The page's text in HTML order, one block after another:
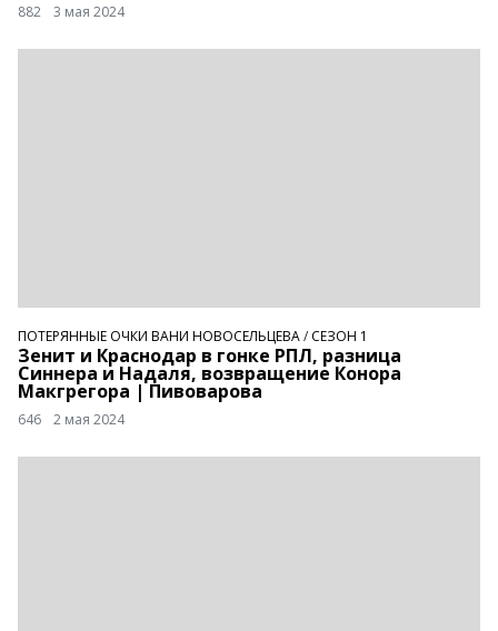
882 3 мая 2024
ПОТЕРЯННЫЕ ОЧКИ ВАНИ НОВОСЕЛЬЦЕВА/ СЕЗОН 1
Зенит и Краснодар в гонке РПЛ, разница
Синнера и Надаля, возвращение Конора
Макгрегора | Пивоварова
646 2 мая 2024